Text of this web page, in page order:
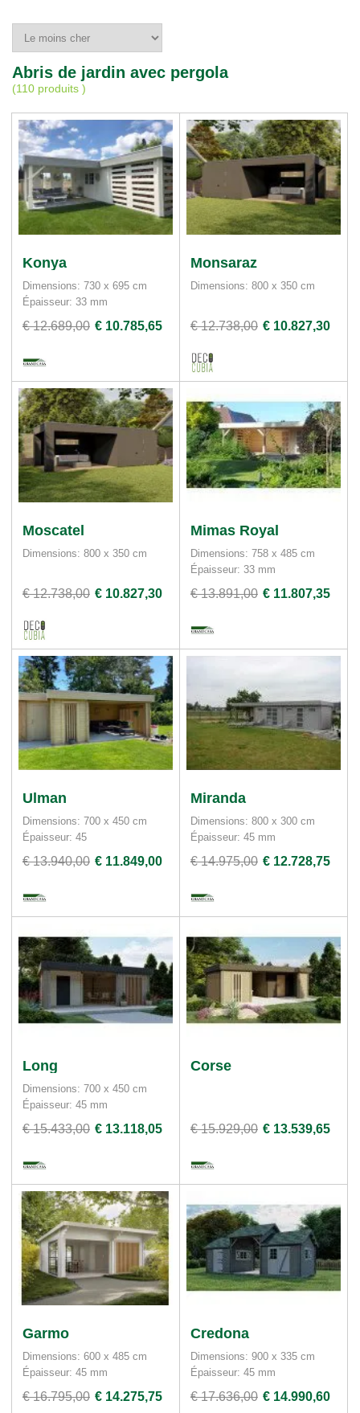
Abris de jardin avec pergola
(110 produits )
Konya
Dimensions: 730 x 695 cm
Épaisseur: 33 mm
€ 12.689,00 € 10.785,65
Monsaraz
Dimensions: 800 x 350 cm
€ 12.738,00 € 10.827,30
Moscatel
Dimensions: 800 x 350 cm
€ 12.738,00 € 10.827,30
Mimas Royal
Dimensions: 758 x 485 cm
Épaisseur: 33 mm
€ 13.891,00 € 11.807,35
Ulman
Dimensions: 700 x 450 cm
Épaisseur: 45
€ 13.940,00 € 11.849,00
Miranda
Dimensions: 800 x 300 cm
Épaisseur: 45 mm
€ 14.975,00 € 12.728,75
Long
Dimensions: 700 x 450 cm
Épaisseur: 45 mm
€ 15.433,00 € 13.118,05
Corse
€ 15.929,00 € 13.539,65
Garmo
Dimensions: 600 x 485 cm
Épaisseur: 45 mm
€ 16.795,00 € 14.275,75
Credona
Dimensions: 900 x 335 cm
Épaisseur: 45 mm
€ 17.636,00 € 14.990,60